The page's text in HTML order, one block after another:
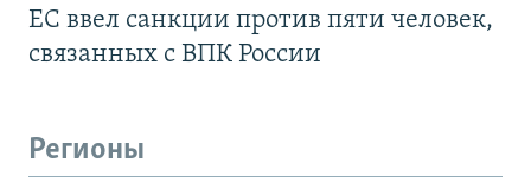
ЕС ввел санкции против пяти человек,
связанных с ВПК России
Регионы